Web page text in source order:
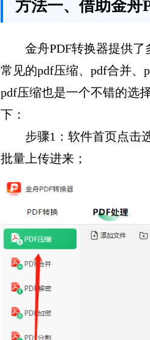
方法一、借助金舟
金舟PDF转换器提供
常见的pdf压缩、pdf合并、
pdf压缩也是一个不错的选
下：
步骤1：软件首页点击
批量上传进来；